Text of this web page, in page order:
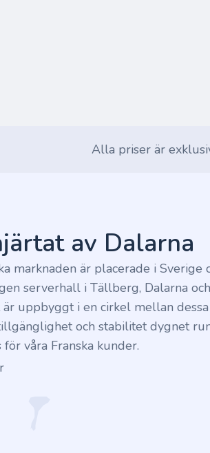
Alla priser är
av Dalarna
marknaden är placerade i Sverige
serverhall i Tällberg, Dalarna
är uppbyggt i en cirkel mellan
och stabilitet dygnet
våra Franska kunder.